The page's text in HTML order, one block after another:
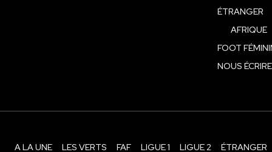
ÉTRANGER
AFRIQUE
FOOT
NOUS ÉCRIRE
A LA UNE LES VERTS FAF LIGUE 1 LIGUE 2 ÉTRANGER